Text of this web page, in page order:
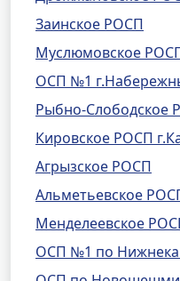
Заинское РОСП
Муслюмовское
ОСП №1
Рыбно-Слободское
Кировское РОСП
Агрызское РОСП
Альметьевское
Менделеевское
ОСП №1 по